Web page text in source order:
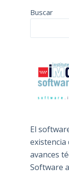
Buscar
El
existencia
avances
Software